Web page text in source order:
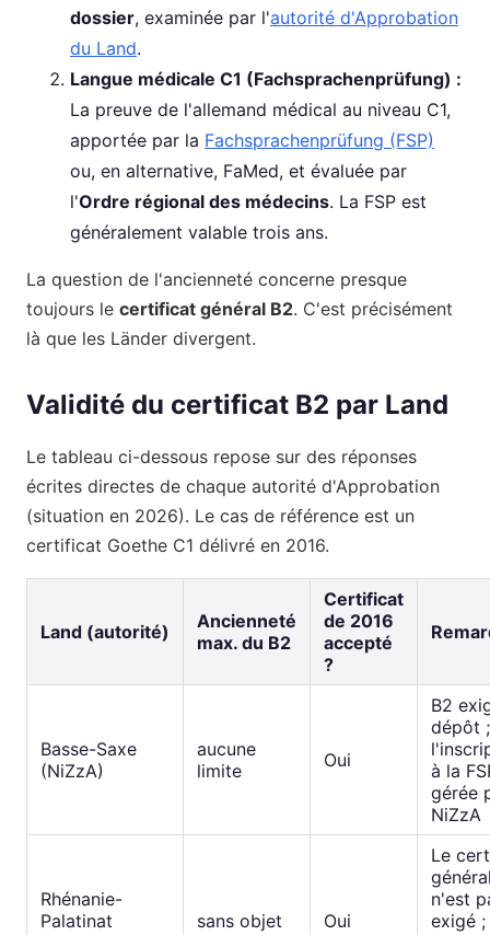
dossier, examinée par l'autorité d'Approbation
du Land.
Langue médicale C1 (Fachsprachenprüfung) :
La preuve de l'allemand médical au niveau C1,
apportée par la Fachsprachenprüfung (FSP)
ou, en alternative, FaMed, et évaluée par
l'Ordre régional des médecins. La FSP est
généralement valable trois ans.
La question de l'ancienneté concerne presque
toujours le certificat général B2. C'est précisément
là que les Länder divergent.
Validité du certificat B2 par Land
Le tableau ci-dessous repose sur des réponses
écrites directes de chaque autorité d'Approbation
(situation en 2026). Le cas de référence est un
certificat Goethe C1 délivré en 2016.
Land (autorité)
Ancienneté
max. du B2
Certificat
de 2016
accepté
?
Basse-Saxe
(NiZzA)
aucune
limite
Oui
B2
dépôt ;
à la
gérée
NiZzA
Rhénanie-
Palatinat
sans objet Oui
Le
n'est
exigé ;